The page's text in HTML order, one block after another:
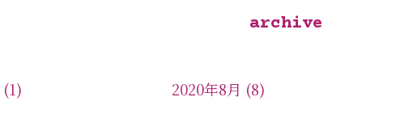
archive
(1) 2020年8月 (8)